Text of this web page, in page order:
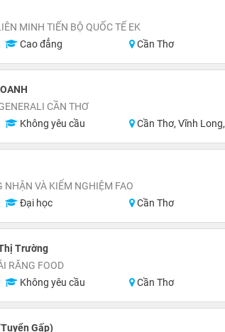
MINH TIẾN BỘ QUỐC TẾ EK
Cao đẳng Cần Thơ
CẦN THƠ
Không yêu cầu Cần Thơ, Vĩnh Long, Đồng Tháp, Hậu Giang, Sóc Trăng, Trà Vinh
NHẬN VÀ KIỂM NGHIỆM FAO
Đại học Cần Thơ
Trường
RĂNG FOOD
Không yêu cầu Cần Thơ
Gấp)